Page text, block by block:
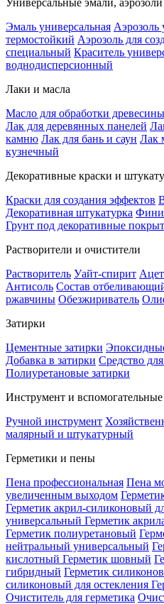
Универсальные эмали,
Эмаль универсальная Аэрозоль
термостойкий Аэрозоль для
специальный Краситель
воднодисперсионный
Лаки и масла
Масло для обработки древесины
Лак для деревянных панелей
камню Лак для бань и саун Лак
кузнечный
Декоративные краски и
Краски для создания эффектов
Декоративная штукатурка
Грунт под декоративные
Растворители и очистители
Растворитель Уайт-спирит
Антисоль Состав
ржавчины Обезжириватель
Затирки
Цементные затирки
Добавка в затирки Средство
Полиуретановые затирки
Инструмент и
Ручной инструмент
малярный и штукатурный
Герметики и пены
Пена профессиональная Пена
увеличенным выходом
Герметик акрил-силиконовый
универсальный Герметик
Герметик полиуретановый
нейтральный универсальный
кислотный Герметик шовный
гибридный Герметик
силиконовый для остекления
Очиститель для герметика